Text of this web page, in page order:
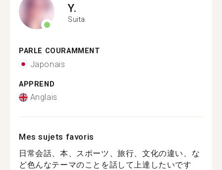
Y.
Suita
PARLE COURAMMENT
Japonais
APPREND
Anglais
Mes sujets favoris
日常会話、本、スポーツ、旅行、文化の違い、な
ど色んなテーマのことを話して上達したいです